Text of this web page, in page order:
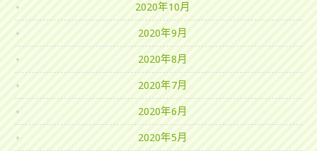
2020年10月
2020年9月
2020年8月
2020年7月
2020年6月
2020年5月